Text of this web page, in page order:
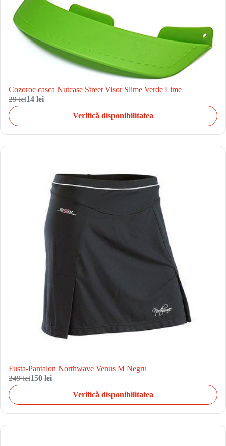
Cozoroc casca Nutcase Street Visor Slime Verde Lime
29 lei14 lei
Verifică disponibilitatea
Fusta-Pantalon Northwave Venus M Negru
249 lei150 lei
Verifică disponibilitatea